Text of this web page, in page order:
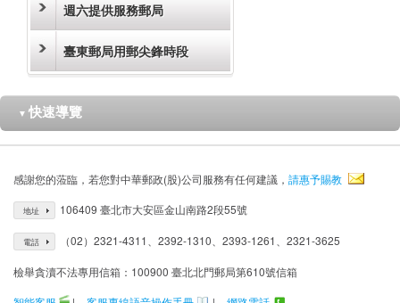
週六提供服務郵局
臺東郵局用郵尖鋒時段
▼ 快速導覽
感謝您的蒞臨，若您對中華郵政(股)公司服務有任何建議， 請惠予賜教
地址 106409 臺北市大安區金山南路2段55號
電話 （02）2321-4311、2392-1310、2393-1261、2321-3625
檢舉貪瀆不法專用信箱：100900 臺北北門郵局第610號信箱